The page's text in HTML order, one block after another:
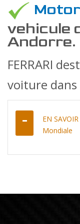
vehicule
Andorre.
FERRARI
voiture
EN
Mondiale